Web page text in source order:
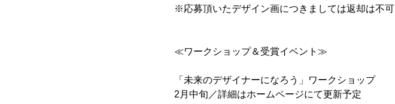
※応募頂いたデザイン画につきましては返却は不
≪ワークショップ＆受賞イベント≫
「未来のデザイナーになろう」ワークショップ
2月中旬／詳細はホームページにて更新予定